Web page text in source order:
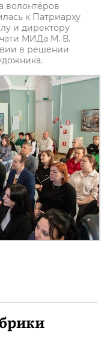
волонтёров
к Патриарху
и директору
МИДа М. В.
в решении